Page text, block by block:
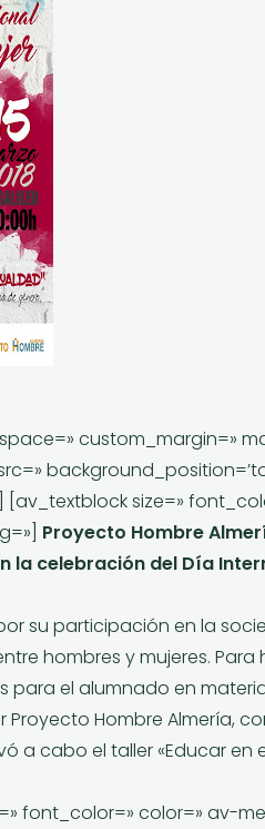
custom_margin=»
size=»
Proyecto Hombre
la celebración del Día
su participación en la
hombres y mujeres.
para el alumnado en
Hombre Almería,
a cabo el taller «Educar en
font_color=» color=» av-